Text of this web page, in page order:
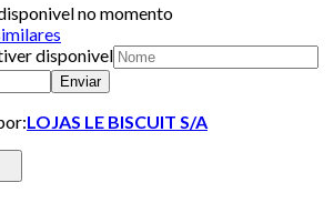
no momento
disponivel
Enviar
LOJAS LE BISCUIT S/A